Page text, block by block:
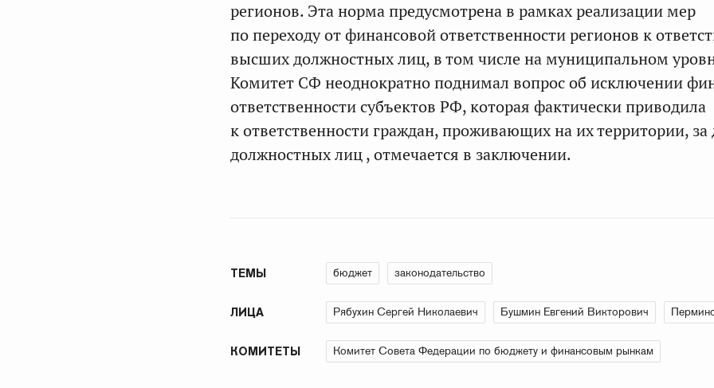
регионов. Эта норма предусмотрена в рамках реализации мер
по переходу от финансовой ответственности регионов к
высших должностных лиц, в том числе на муниципальном
Комитет СФ неоднократно поднимал вопрос об исключении
ответственности субъектов РФ, которая фактически приводила
к ответственности граждан, проживающих на их территории, за
должностных лиц , отмечается в заключении.
ТЕМЫ бюджет законодательство
ЛИЦА Рябухин Сергей Николаевич Бушмин Евгений Викторович
КОМИТЕТЫ Комитет Совета Федерации по бюджету и финансовым рынкам